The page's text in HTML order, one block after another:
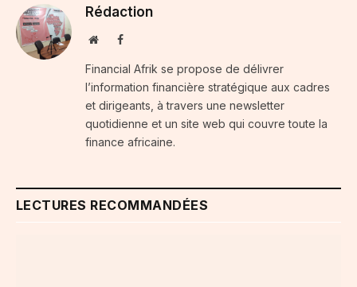
Rédaction
WebsiteFacebook
Financial Afrik se propose de délivrer
l’information financière stratégique aux cadres
et dirigeants, à travers une newsletter
quotidienne et un site web qui couvre toute la
finance africaine.
LECTURES RECOMMANDÉES